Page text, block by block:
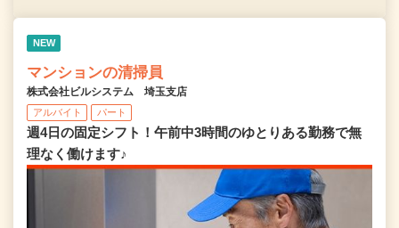
NEW
マンションの清掃員
株式会社ビルシステム 埼玉支店
アルバイト パート
週4日の固定シフト！午前中3時間のゆとりある勤務で無
理なく働けます♪